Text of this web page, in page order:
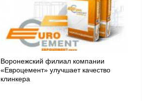
Воронежский филиал компании
«Евроцемент» улучшает качество
клинкера